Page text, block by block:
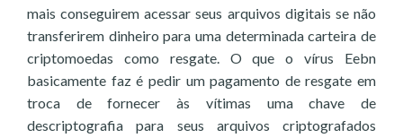
mais conseguirem acessar seus arquivos digitais se não
transferirem dinheiro para uma determinada carteira de
criptomoedas como resgate. O que o vírus Eebn
basicamente faz é pedir um pagamento de resgate em
troca de fornecer às vítimas uma chave de
descriptografia para seus arquivos criptografados